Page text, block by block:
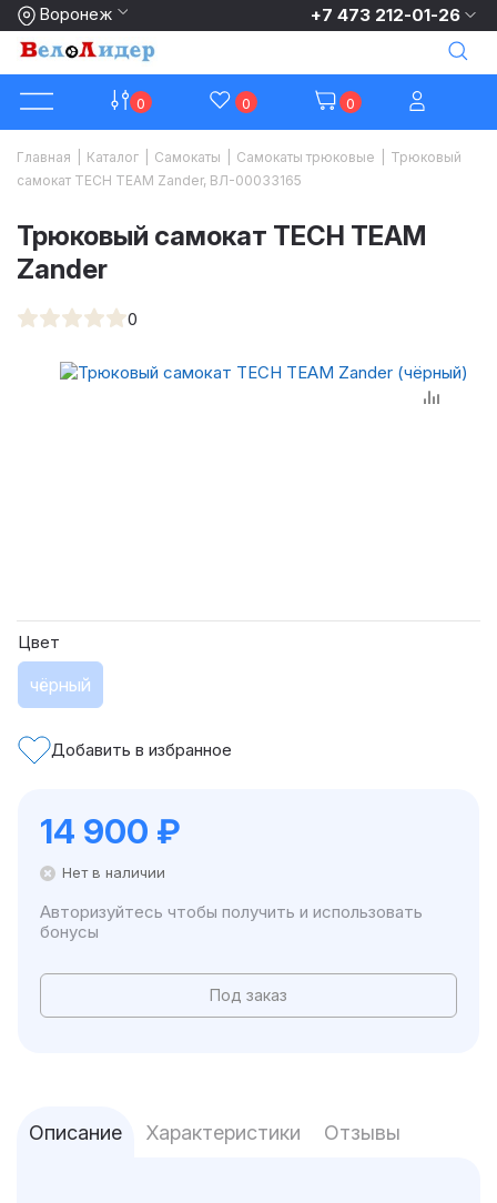
Воронеж +7 473 212-01-26
0 0 0
Главная Каталог Самокаты Самокаты трюковые
Трюковый
самокат TECH TEAM Zander, ВЛ-00033165
Трюковый самокат TECH TEAM
Zander
0
Цвет
чёрный
Добавить в избранное
14 900 ₽
Нет в наличии
Авторизуйтесь чтобы получить и использовать
бонусы
Под заказ
Описание Характеристики Отзывы